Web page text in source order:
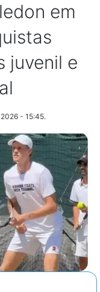
em
juvenil e
- 15:45.